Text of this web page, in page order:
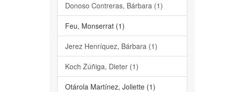
Donoso Contreras, Bárbara (1)
Feu, Monserrat (1)
Jerez Henríquez, Bárbara (1)
Koch Zúñiga, Dieter (1)
Otárola Martínez, Joliette (1)